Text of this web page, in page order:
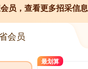
员，查看更多招采信息
会员
最划算